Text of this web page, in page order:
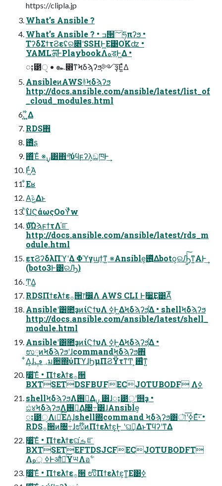
https://clipla.jp
What’s Ansible ?
What’s Ansible ? • ߏ੒؅ཧπʔϧ •
ΤʔδΣϯτϨεʢର৅ʹSSHͰ͖Ε͹OKʣ •
YAMLܗࣜͰPlaybookΛهड़Ͱ͖Δ •
ႈ౳ੑ • ๛෋ͳϞδϡʔϧ͕༻ҙ͞Ε͍ͯΔ
AnsibleͷAWSؔ࿈Ϟδϡʔϧ
http://docs.ansible.com/ansible/latest/list_of
_cloud_modules.html
͍ͬͺ͍͋Δ
RDS΋
࢖͑ͦ͏ʂ
΍ͬͯΈͨ ※࣮ࡍ͸΋͏গ͠ύϥϝʔλ͕ඞཁͰ͢
Ͱ͖ͨͬΆ͍
͋Εʁ
Α͘ݟΔͱ
ͪΐɺϚάωςΟοΫͬͯw
ެࣜυΩϡϝϯτΛ֬ೝ
http://docs.ansible.com/ansible/latest/rds_m
odule.html
ετϨʔδλΠϓʹؔ͢Δ Φϓγϣϯ͕ͳ͍ ※Ansible͕࢖͍ͬͯΔboto͕ରԠ͍ͯ͠ͳ͍Α͏Ͱ͢
(boto3Ͱ͸ରԠ)
Ͳ͏͢Δ͔
RDSΠϯελϯε࡞੒෦෼Λ AWS CLI Ͱ࣮૷͢Ε͹Αͦ͞͏
Ansibleʹ͸೚ҙͷίϚϯυΛ ࣮ߦͰ͖ΔϞδϡʔϧ͕͋Δ • shellϞδϡʔϧ
http://docs.ansible.com/ansible/latest/shell_
module.html
Ansibleʹ͸೚ҙͷίϚϯυΛ ࣮ߦͰ͖ΔϞδϡʔϧ͕͋Δ •
ಉ༷ͷϞδϡʔϧʹɺcommandϞδϡʔϧ΋
͋Δ͕ɺ؀ڥม਺΍ύΠϓɺϦμΠϨΫτͳͲ ͕࢖͑ͳ͍
࣮૷ͯ͠Έͨ • Πϯελϯε࡞੒
BXTSETDSFBUFECJOTUBODF Λ࣮ߦ
shellϞδϡʔϧΛ࢖༻͢Δࡍ ͸ɺႈ౳ੑʹ஫ҙ •
ඪ४ϞδϡʔϧΛ࢖༻͢Δ৔߹͸ɺAnsible͕
ႈ౳ੑΛ୲อͯ͘͠ΕΔ͕ɺshell΍command Ϟδϡʔϧ͸ৗʹ࣮ߦ͞Εͯ͠·͏ •
RDS࡞੒ͷ৔߹ɺಉ໊ͷΠϯελϯε͕͢Ͱ ʹଘࡏ͢ΔͱΤϥʔʹͳΔ
࣮૷ͯ͠Έͨ • Πϯελϯεଘࡏ֬ೝ
BXTSETEFTDSJCFECJOTUBODFT
࣮૷ͯ͠Έͨ • Πϯελϯε࡞੒ ಉ໊Πϯελϯε͕ͳ͚Ε͹࣮ߦ